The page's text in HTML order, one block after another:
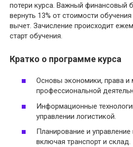
потери курса. Важный финансовый
вернуть 13% от стоимости
вычет. Зачисление происходит
старт обучения.
Кратко о программе курса
Основы экономики, права
профессиональной
Информационные
управлении логистикой.
Планирование и
включая транспорт и склад.